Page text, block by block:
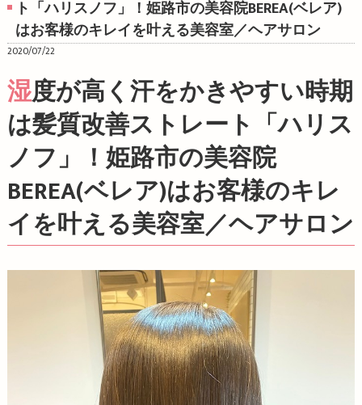
ト「ハリスノフ」！姫路市の美容院BEREA(ベレア)
はお客様のキレイを叶える美容室／ヘアサロン
2020/07/22
湿度が高く汗をかきやすい時期
は髪質改善ストレート「ハリス
ノフ」！姫路市の美容院
BEREA(ベレア)はお客様のキレ
イを叶える美容室／ヘアサロン